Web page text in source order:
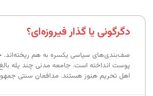
دگرگونی یا گذار فیروزه‌ای؟
صف‌بندی‌های سیاسی یکسره به هم ریخته‌اند.
پوست انداخته است. جامعه‌ مدنی چند پله
اهل تحریم هنوز هستند. مدافعان سنتی